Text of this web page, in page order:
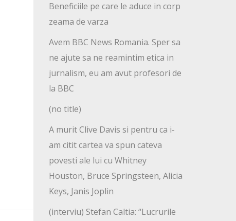
Beneficiile pe care le aduce in corp
zeama de varza
Avem BBC News Romania. Sper sa
ne ajute sa ne reamintim etica in
jurnalism, eu am avut profesori de
la BBC
(no title)
A murit Clive Davis si pentru ca i-
am citit cartea va spun cateva
povesti ale lui cu Whitney
Houston, Bruce Springsteen, Alicia
Keys, Janis Joplin
(interviu) Stefan Caltia: “Lucrurile